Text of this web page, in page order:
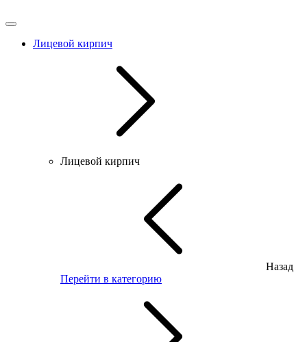
Лицевой кирпич
Лицевой кирпич
Назад
Перейти в категорию